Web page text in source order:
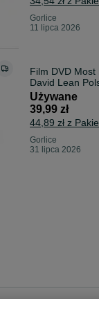
Gorlice
11 lipca 2026
Film DVD
David Lean
Używane
39,99 zł
44,89 zł z
Gorlice
31 lipca 2026